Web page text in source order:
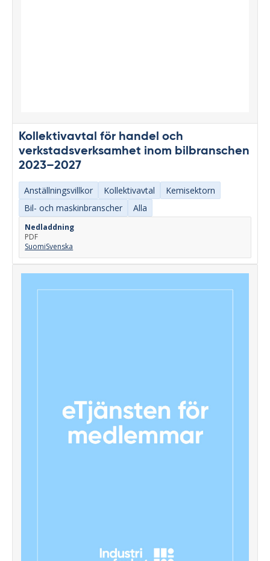
Kollektivavtal för handel och
verkstadsverksamhet inom bilbranschen
2023–2027
Anställningsvillkor Kollektivavtal
Kemisektorn
Bil- och maskinbranscher
Alla
Nedladdning
PDF
SuomiSvenska